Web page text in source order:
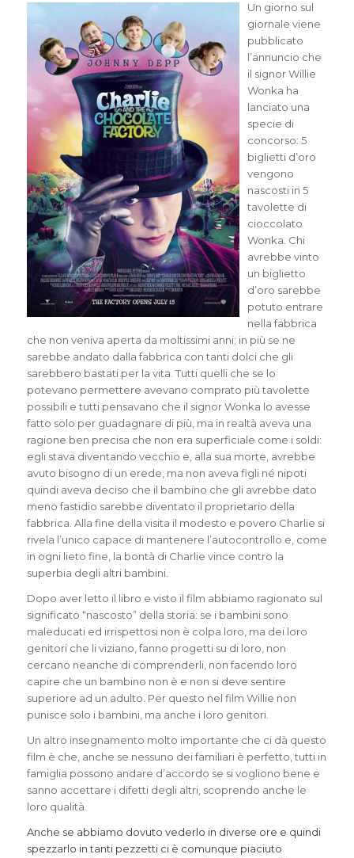
Un giorno sul
giornale viene
pubblicato
l’annuncio che
il signor Willie
Wonka ha
lanciato una
specie di
concorso: 5
biglietti d’oro
vengono
nascosti in 5
tavolette di
cioccolato
Wonka. Chi
avrebbe vinto
un biglietto
d’oro sarebbe
potuto entrare
nella fabbrica
che non veniva aperta da moltissimi anni; in più se ne
sarebbe andato dalla fabbrica con tanti dolci che gli
sarebbero bastati per la vita. Tutti quelli che se lo
potevano permettere avevano comprato più tavolette
possibili e tutti pensavano che il signor Wonka lo avesse
fatto solo per guadagnare di più, ma in realtà aveva una
ragione ben precisa che non era superficiale come i soldi:
egli stava diventando vecchio e, alla sua morte, avrebbe
avuto bisogno di un erede, ma non aveva figli né nipoti
quindi aveva deciso che il bambino che gli avrebbe dato
meno fastidio sarebbe diventato il proprietario della
fabbrica. Alla fine della visita il modesto e povero Charlie si
rivela l’unico capace di mantenere l’autocontrollo e, come
in ogni lieto fine, la bontà di Charlie vince contro la
superbia degli altri bambini.
Dopo aver letto il libro e visto il film abbiamo ragionato sul
significato “nascosto” della storia: se i bambini sono
maleducati ed irrispettosi non è colpa loro, ma dei loro
genitori che li viziano, fanno progetti su di loro, non
cercano neanche di comprenderli, non facendo loro
capire che un bambino non è e non si deve sentire
superiore ad un adulto. Per questo nel film Willie non
punisce solo i bambini, ma anche i loro genitori.
Un altro insegnamento molto importante che ci dà questo
film è che, anche se nessuno dei familiari è perfetto, tutti in
famiglia possono andare d’accordo se si vogliono bene e
sanno accettare i difetti degli altri, scoprendo anche le
loro qualità.
Anche se abbiamo dovuto vederlo in diverse ore e quindi
spezzarlo in tanti pezzetti ci è comunque piaciuto